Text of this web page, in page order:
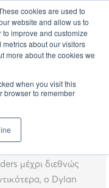
cookies are used to
website and allow us to
improve and customize
about our visitors
more about the cookies we
when you visit this
browser to remember
EL
Manager στην
του ως ειδικός στις
έχοντας διεξάγει
μέχρι διεθνώς
ο Dylan